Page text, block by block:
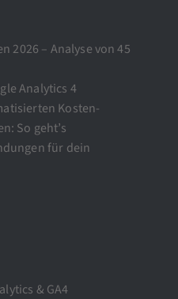
2026 – Analyse von 45
Analytics 4
Kosten-
So geht’s
für dein
& GA4